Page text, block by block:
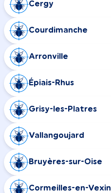
Cergy
Courdimanche
Arronville
Épiais-Rhus
Grisy-les-Platres
Vallangoujard
Bruyères-sur-Oise
Cormeilles-en-Vexin